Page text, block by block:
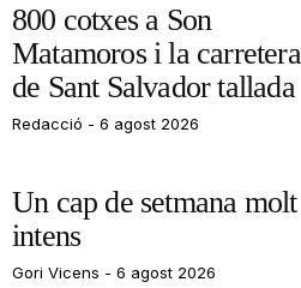
800 cotxes a Son
Matamoros i la carretera
de Sant Salvador tallada
Redacció 6 agost 2026
Un cap de setmana molt
intens
Gori Vicens 6 agost 2026